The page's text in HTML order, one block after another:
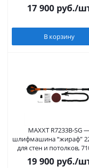
17 900руб./
В корзину
MAXXT R7233B-SG
шлифмашина “жираф”
для стен и потолков,
LED, складная, в кейсе
19 900руб./